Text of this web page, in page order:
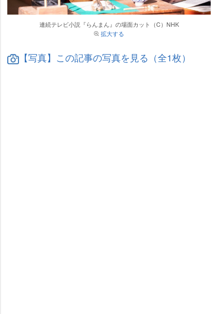
連続テレビ小説『らんまん』の場面カット（C）NHK
拡大する
【写真】この記事の写真を見る（全1枚）